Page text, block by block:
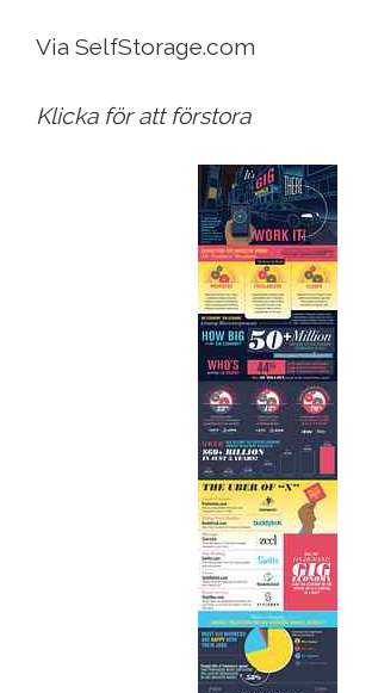
Via SelfStorage.com
Klicka för att förstora